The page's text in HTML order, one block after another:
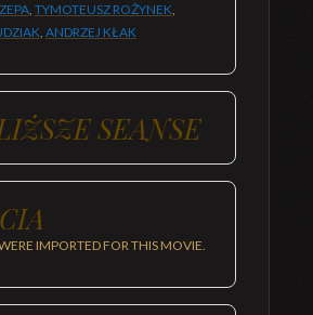
, TYMOTEUSZ ROŻYNEK,
, ANDRZEJ KŁAK
SEANSE
IMPORTED FOR THIS MOVIE.